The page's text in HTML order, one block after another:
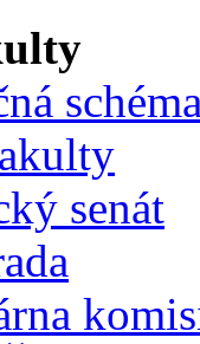
senát